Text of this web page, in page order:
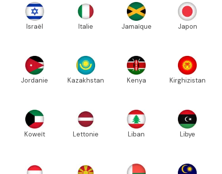
Israël Italie Jamaïque Japon
Jordanie Kazakhstan Kenya Kirghizistan
Koweït Lettonie Liban Libye